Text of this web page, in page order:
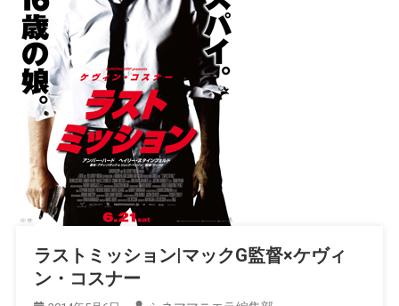
ラストミッション|マックG監督×ケヴィ
ン・コスナー